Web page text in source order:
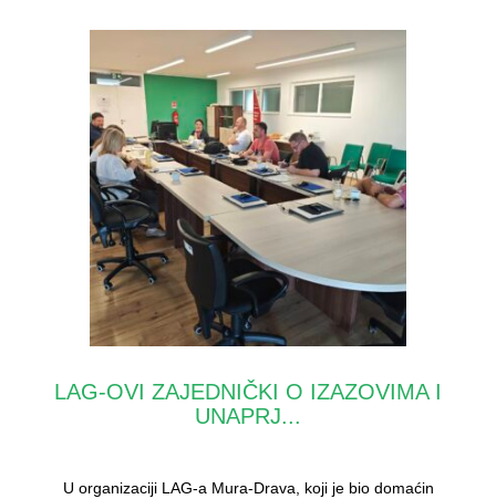
LAG-OVI ZAJEDNIČKI O IZAZOVIMA I
UNAPRJ...
U organizaciji LAG-a Mura-Drava, koji je bio domaćin